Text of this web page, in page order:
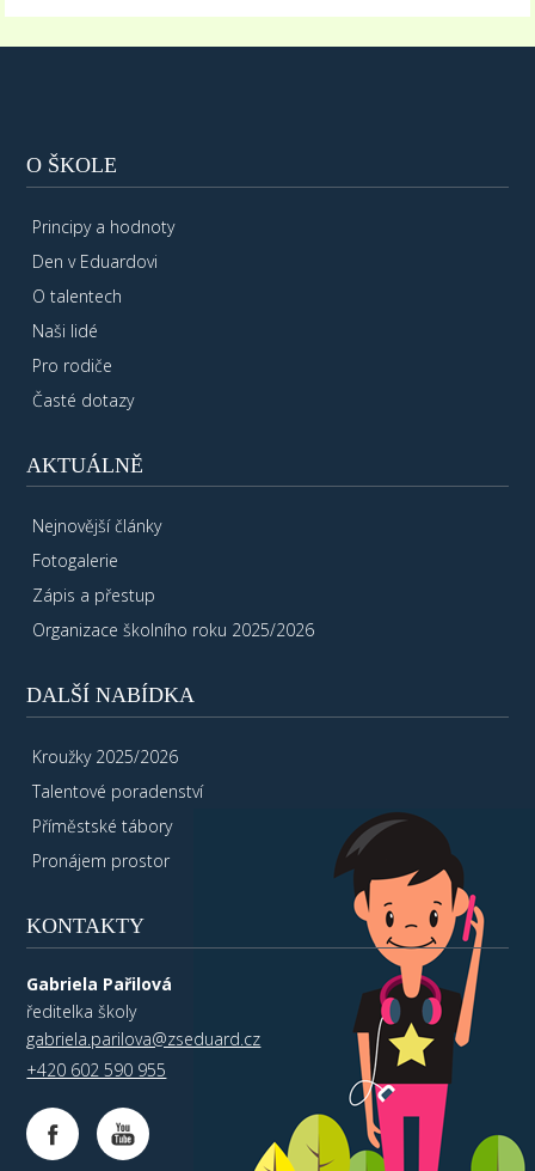
O ŠKOLE
Principy a hodnoty
Den v Eduardovi
O talentech
Naši lidé
Pro rodiče
Časté dotazy
AKTUÁLNĚ
Nejnovější články
Fotogalerie
Zápis a přestup
Organizace školního roku 2025/2026
DALŠÍ NABÍDKA
Kroužky 2025/2026
Talentové poradenství
Příměstské tábory
Pronájem prostor
KONTAKTY
Gabriela Pařilová
ředitelka školy
gabriela.parilova@zseduard.cz
+420 602 590 955